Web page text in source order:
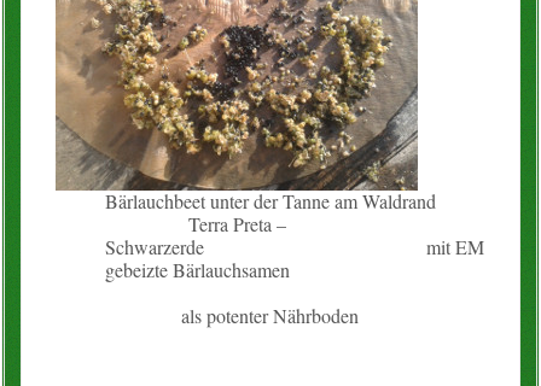
Bärlauchbeet unter der Tanne am Waldrand
Terra Preta –
Schwarzerde mit EM
gebeizte Bärlauchsamen
als potenter Nährboden